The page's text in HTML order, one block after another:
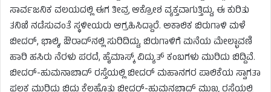
ಸಾರ್ವಜನಿಕ ವಲಯದಲ್ಲಿ ಈಗ ತೀವ್ರ ಆಕ್ರೋಶ ವ್ಯಕ್ತವಾಗುತ್ತಿದ್ದು, ಈ ಕುರಿತು
ತನಿಖೆ ನಡೆಸುವಂತೆ ಸ್ಥಳೀಯರು ಆಗ್ರಹಿಸಿದ್ದಾರೆ. ಅಕಾಲಿಕ ಬಿರುಗಾಳಿ ಮಳೆ
ಬೀದರ್, ಭಾಲ್ಕಿ, ಔರಾದ್‌ನಲ್ಲಿ ಸುರಿದಿದ್ದು, ಬಿರುಗಾಳಿಗೆ ಮನೆಯ ಮೇಲ್ಛಾವಣಿ
ಹಾರಿ ಹಸಿರು ನೆರಳು ಪರದೆ, ಹೈಮಾಸ್ಕ್ ವಿದ್ಯುತ್ ಕಂಬಗಳು ಮುರಿದು ಬಿದ್ದಿವೆ.
ಬೀದರ್-ಹುಮನಾಬಾದ್ ರಸ್ತೆಯಲ್ಲಿ ಬೀದರ್ ಮಹಾನಗರ ಪಾಲಿಕೆಯ ಸ್ವಾಗತಾ